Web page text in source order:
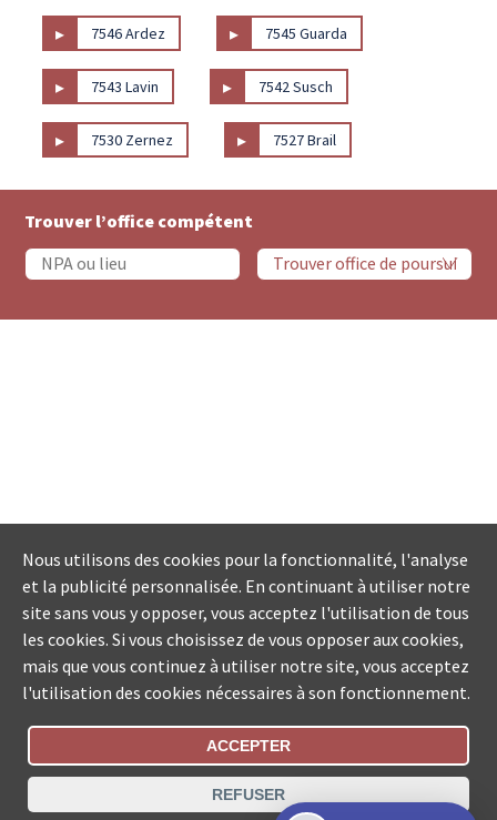
▸ 7546 Ardez ▸ 7545 Guarda
▸ 7543 Lavin ▸ 7542 Susch
▸ 7530 Zernez ▸ 7527 Brail
Trouver l’office compétent
Statut De La Commande
Nous utilisons des cookies pour la fonctionnalité, l'analyse
et la publicité personnalisée. En continuant à utiliser notre
site sans vous y opposer, vous acceptez l'utilisation de tous
les cookies. Si vous choisissez de vous opposer aux cookies,
mais que vous continuez à utiliser notre site, vous acceptez
l'utilisation des cookies nécessaires à son fonctionnement.
ACCEPTER
REFUSER